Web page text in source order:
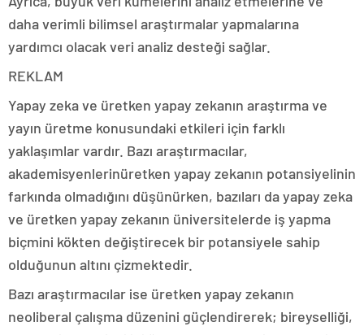
daha verimli bilimsel araştırmalar yapmalarına
yardımcı olacak veri analiz desteği sağlar.
REKLAM
Yapay zeka ve üretken yapay zekanın araştırma ve
yayın üretme konusundaki etkileri için farklı
yaklaşımlar vardır. Bazı araştırmacılar,
akademisyenlerinüretken yapay zekanın potansiyelinin
farkında olmadığını düşünürken, bazıları da yapay zeka
ve üretken yapay zekanın üniversitelerde iş yapma
biçmini kökten değiştirecek bir potansiyele sahip
olduğunun altını çizmektedir.
Bazı araştırmacılar ise üretken yapay zekanın
neoliberal çalışma düzenini güçlendirerek; bireyselliği,